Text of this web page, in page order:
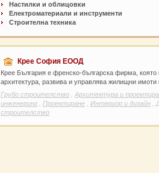
Настилки и oблицовки
Електроматериали и инструменти
Строителна техника
Крее София ЕООД
Крee България е френско-българска фирма,
архитектура, развива и управлява жилищни
Грубо строителство
Архитектура и
инженеринг
Проектиране Интериор и дизайн
строителство